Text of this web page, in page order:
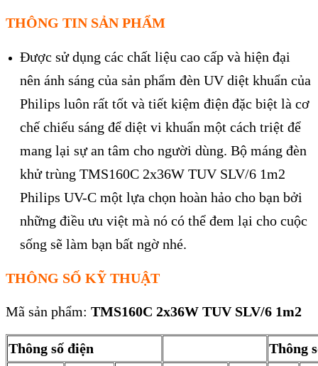
THÔNG TIN SẢN PHẨM
Được sử dụng các chất liệu cao cấp và hiện đại
nên ánh sáng của sản phẩm đèn UV diệt khuẩn của
Philips luôn rất tốt và tiết kiệm điện đặc biệt là cơ
chế chiếu sáng để diệt vi khuẩn một cách triệt để
mang lại sự an tâm cho người dùng. Bộ máng đèn
khử trùng TMS160C 2x36W TUV SLV/6 1m2
Philips UV-C một lựa chọn hoàn hảo cho bạn bởi
những điều ưu việt mà nó có thể đem lại cho cuộc
sống sẽ làm bạn bất ngờ nhé.
THÔNG SỐ KỸ THUẬT
Mã sản phẩm: TMS160C 2x36W TUV SLV/6 1m2
Thông số điện Thông